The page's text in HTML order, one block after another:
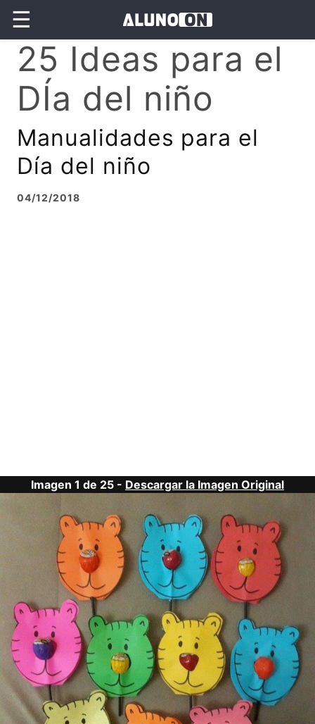
☰
25 Ideas para el
DÍa del niño
Manualidades para el
Día del niño
04/12/2018
Imagen 1 de 25 - Descargar la Imagen Original